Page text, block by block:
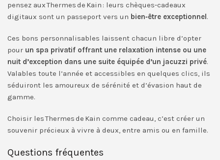
pensez aux Thermes de Kain : leurs chèques‑cadeaux
digitaux sont un passeport vers un bien‑être exceptionnel.
Ces bons personnalisables laissent chacun libre d’opter
pour un spa privatif offrant une relaxation intense ou une
nuit d’exception dans une suite équipée d’un jacuzzi privé.
Valables toute l’année et accessibles en quelques clics, ils
séduiront les amoureux de sérénité et d’évasion haut de
gamme.
Choisir les Thermes de Kain comme cadeau, c’est créer un
souvenir précieux à vivre à deux, entre amis ou en famille.
Questions fréquentes